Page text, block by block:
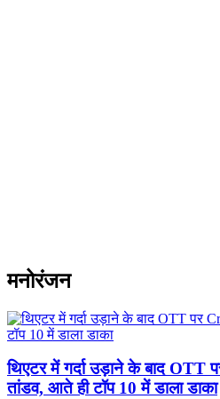
मनोरंजन
थिएटर में गर्दा उड़ाने के बाद
तांडव, आते ही टॉप 10 में डाला डाका